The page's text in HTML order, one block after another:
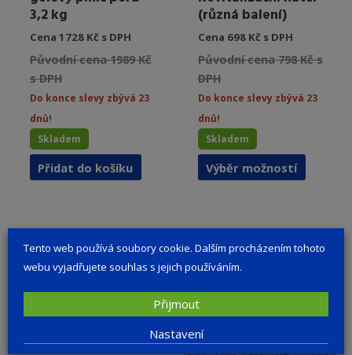
3,2 kg
Cena 1728 Kč s DPH
Původní cena 1989 Kč
s DPH
Do konce slevy zbývá 23
dnů!
Skladem
Přidat do košíku
(různá balení)
Cena 698 Kč s DPH
Původní cena 798 Kč s
DPH
Do konce slevy zbývá 23
dnů!
Skladem
Výběr možností
Tento
produkt
variant.
vybrat
Tento web používá soubory cookie. Dalším procházením tohoto
webu vyjadřujete souhlas s jejich používáním.
Nastavení
Přijmout